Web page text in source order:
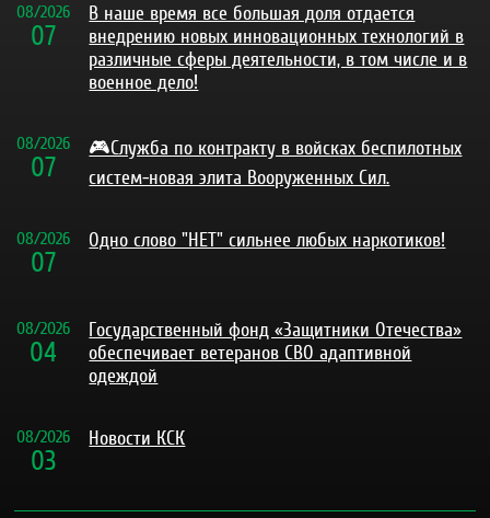
07
08/2026
В наше время все большая доля отдается
внедрению новых инновационных технологий в
различные сферы деятельности, в том числе и в
военное дело!
07
08/2026
🎮Служба по контракту в войсках беспилотных
систем-новая элита Вооруженных Сил.
07
08/2026 Одно слово "НЕТ" сильнее любых наркотиков!
04
08/2026
Государственный фонд «Защитники Отечества»
обеспечивает ветеранов СВО адаптивной
одеждой
03
08/2026 Новости КСК